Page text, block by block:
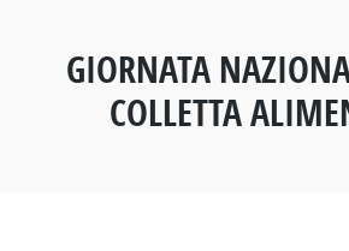
GIORNATA
COLLETTA